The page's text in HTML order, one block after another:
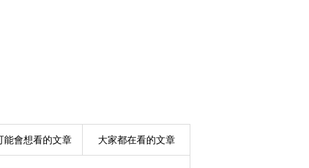
能會想看的文章 大家都在看的文章